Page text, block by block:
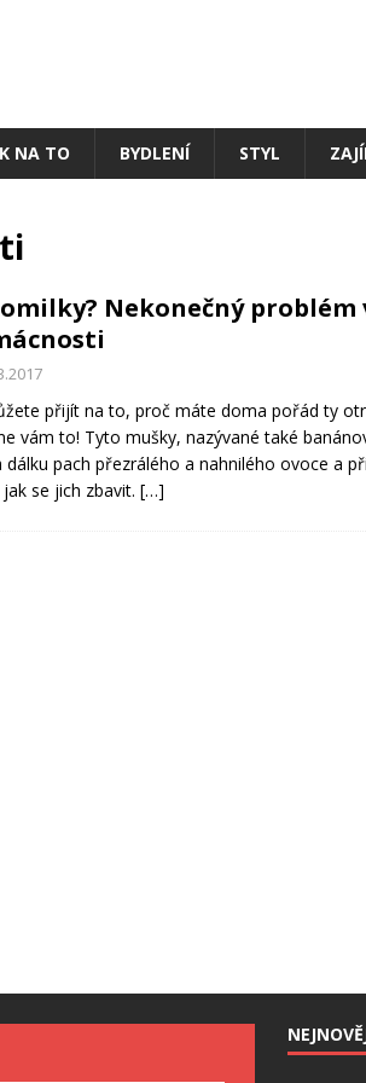
NA TO BYDLENÍ STYL
Nekonečný problém
přijít na to, proč máte doma pořád ty
vám to! Tyto mušky, nazývané také
dálku pach přezrálého a nahnilého ovoce a
se jich zbavit. […]